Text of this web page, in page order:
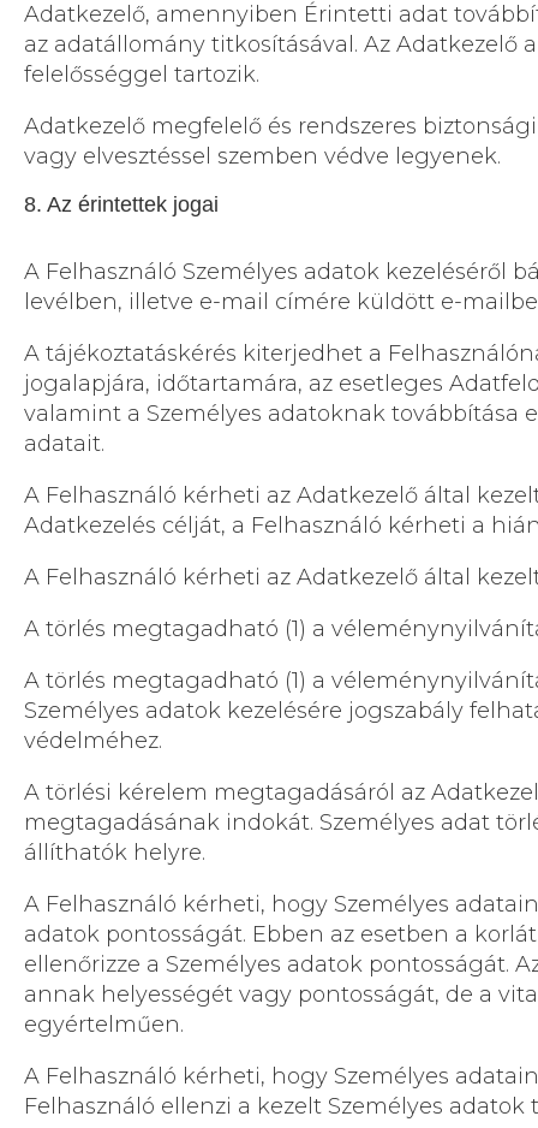
Adatkezelő, amennyiben Érintetti adat
az adatállomány titkosításával. Az
felelősséggel tartozik.
Adatkezelő megfelelő és rendszeres
vagy elvesztéssel szemben védve legyenek.
8. Az érintettek jogai
A Felhasználó Személyes adatok kezeléséről
levélben, illetve e-mail címére küldött e-
A tájékoztatáskérés kiterjedhet a
jogalapjára, időtartamára, az esetleges
valamint a Személyes adatoknak továbbítása
adatait.
A Felhasználó kérheti az Adatkezelő által
Adatkezelés célját, a Felhasználó kérheti a
A Felhasználó kérheti az Adatkezelő által
A törlés megtagadható (1) a
A törlés megtagadható (1) a
Személyes adatok kezelésére jogszabály
védelméhez.
A törlési kérelem megtagadásáról az
megtagadásának indokát. Személyes adat
állíthatók helyre.
A Felhasználó kérheti, hogy Személyes
adatok pontosságát. Ebben az esetben a
ellenőrizze a Személyes adatok pontosságát.
annak helyességét vagy pontosságát, de a
egyértelműen.
A Felhasználó kérheti, hogy Személyes
Felhasználó ellenzi a kezelt Személyes